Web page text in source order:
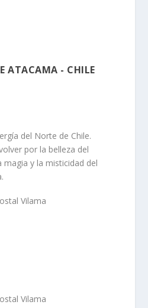
ATACAMA - CHILE
del Norte de Chile.
por la belleza del
magia y la misticidad del